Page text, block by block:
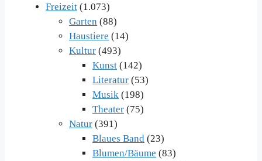
Freizeit (1.073)
Garten (88)
Haustiere (14)
Kultur (493)
Kunst (142)
Literatur (53)
Musik (198)
Theater (75)
Natur (391)
Blaues Band (23)
Blumen/Bäume (83)